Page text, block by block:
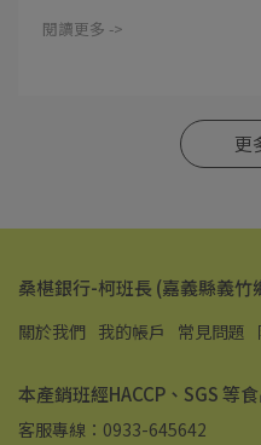
閱讀更多 ->
更
桑椹銀行-柯班長 (嘉義縣義竹
關於我們 我的帳戶 常見問題
本產銷班經HACCP、SGS 等
客服專線：0933-645642